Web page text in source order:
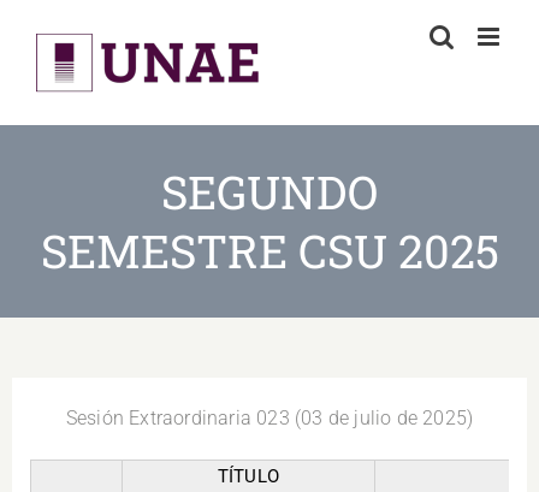
content
SEGUNDO
SEMESTRE CSU 2025
Sesión Extraordinaria 023 (03 de julio de 2025)
TÍTULO